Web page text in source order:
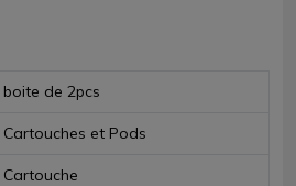
boite de 2pcs
Cartouches et Pods
Cartouche